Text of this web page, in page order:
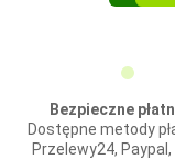
Bezpieczne
Dostępne metody
Przelewy24, Paypal,